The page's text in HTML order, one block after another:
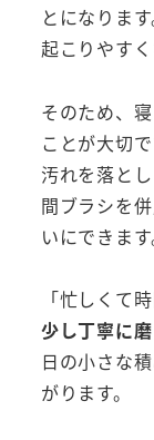
とになりま
起こりやすく
そのため、
ことが大切
汚れを落と
間ブラシを
いにできます
「忙しくて
少し丁寧に
日の小さな
がります。